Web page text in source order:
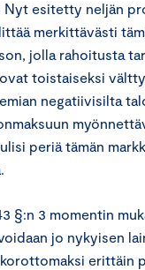
Nyt esitetty neljän
merkittävästi
jolla rahoitusta
toistaiseksi
negatiivisilta
periä tämän
§:n 3 momentin
jo nykyisen
erittäin